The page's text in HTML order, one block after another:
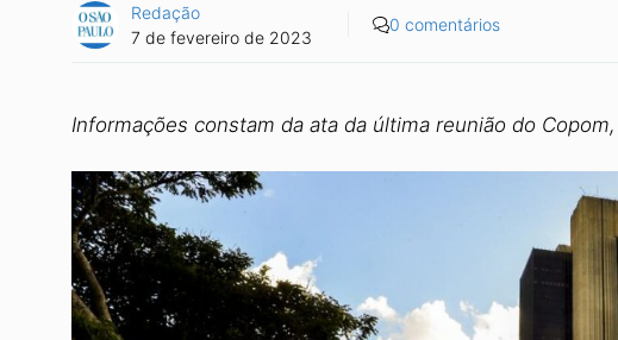
Redação
7 de fevereiro de 2023
0 comentários
Informações constam da ata da última reunião do